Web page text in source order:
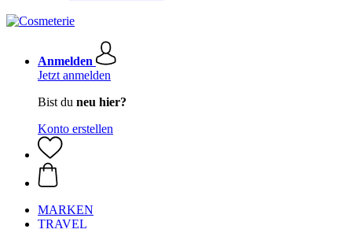
Anmelden
Jetzt anmelden
Bist du neu hier?
Konto erstellen
MARKEN
TRAVEL